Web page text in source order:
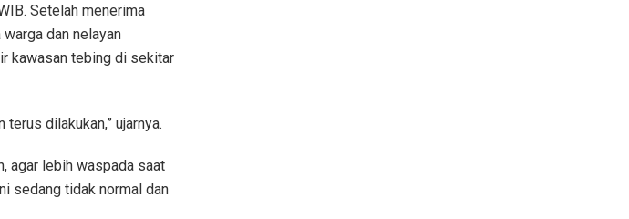
Setelah menerima
dan nelayan
kawasan tebing di sekitar
dilakukan,” ujarnya.
agar lebih waspada saat
sedang tidak normal dan